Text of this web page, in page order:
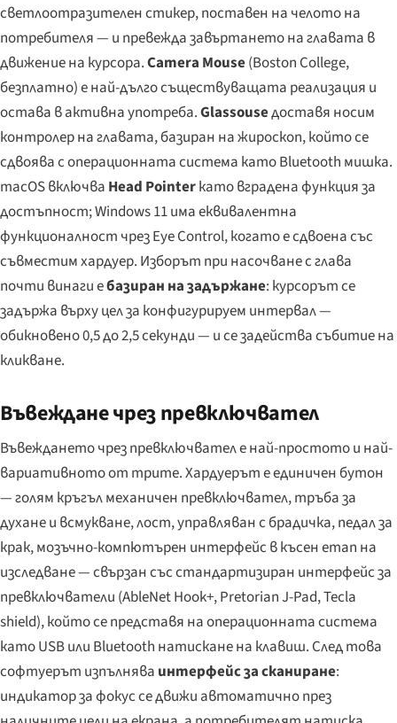
светлоотразителен стикер, поставен на челото на
потребителя — и превежда завъртането на главата в
движение на курсора.Camera Mouse(Boston College,
безплатно) е най-дълго съществуващата реализация и
остава в активна употреба.Glassouseдоставя носим
контролер на главата, базиран на жироскоп, който се
сдвоява с операционната система като Bluetooth мишка.
macOS включва Head Pointerкато вградена функция за
достъпност; Windows 11 има еквивалентна
функционалност чрезEye Control, когато е сдвоена със
съвместим хардуер. Изборът при насочване с глава
почти винаги ебазиран на задържане: курсорът се
задържа върху цел за конфигурируем интервал —
обикновено 0,5 до 2,5 секунди — и се задейства събитие на
кликване.
Въвеждане чрез превключвател
Въвеждането чрез превключвател е най-простото и най-
вариативното от трите. Хардуерът е единичен бутон
— голям кръгъл механичен превключвател, тръба за
духане и всмукване, лост, управляван с брадичка, педал за
крак, мозъчно-компютърен интерфейс в късен етап на
изследване — свързан със стандартизиран интерфейс за
превключватели (AbleNet Hook+, Pretorian J-Pad, Tecla
shield), който се представя на операционната система
като USB или Bluetooth натискане на клавиш. След това
софтуерът изпълнява интерфейс за сканиране:
индикатор за фокус се движи автоматично през